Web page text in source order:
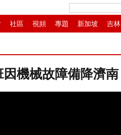
社區 視頻 專題 新加坡 吉林
機械故障備降濟南